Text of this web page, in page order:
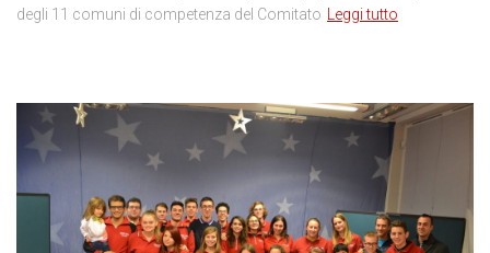
degli 11 comuni di competenza del Comitato
Leggi tutto